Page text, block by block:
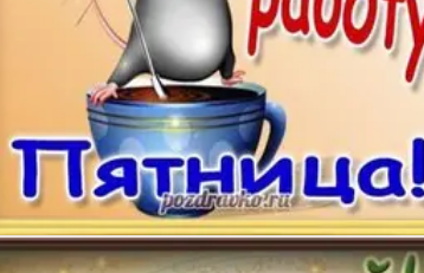
открытка к пятнице кончай работу